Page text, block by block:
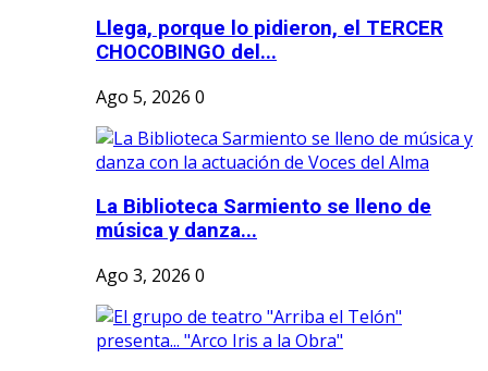
Llega, porque lo pidieron, el TERCER
CHOCOBINGO del...
Ago 5, 2026 0
La Biblioteca Sarmiento se lleno de
música y danza...
Ago 3, 2026 0